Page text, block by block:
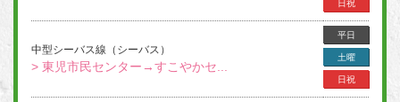
日祝
中型シーバス線（シーバス）
> 東児市民センター→すこやかセ...
平日
土曜
日祝